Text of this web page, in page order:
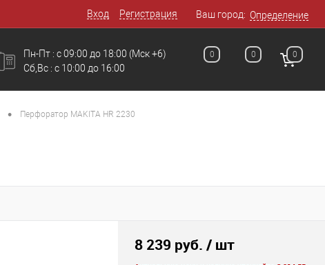
Вход Регистрация Ваш город: Определение
Пн-Пт : с 09:00 до 18:00
Сб,Вс : c 10:00 до 16:00
(Мск +6) 0 0 0
• Перфоратор MAKITA HR 2230
8 239 руб. / шт